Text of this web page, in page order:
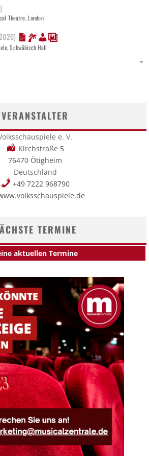
Theatre, London
Schwäbisch Hall
VERANSTALTER
e. V.
Kirchstraße 5
76470 Ötigheim
Deutschland
+49 7222 968790
TERMINE
aktuellen Termine